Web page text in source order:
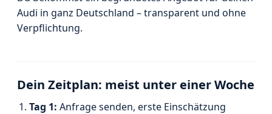
Audi in ganz Deutschland – transparent und ohne
Verpflichtung.
Dein Zeitplan: meist unter einer Woche
Tag 1: Anfrage senden, erste Einschätzung